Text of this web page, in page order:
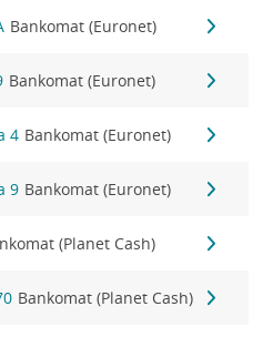
Bankomat (Euronet)
Bankomat (Euronet)
4 Bankomat (Euronet)
9 Bankomat (Euronet)
(Planet Cash)
Bankomat (Planet Cash)